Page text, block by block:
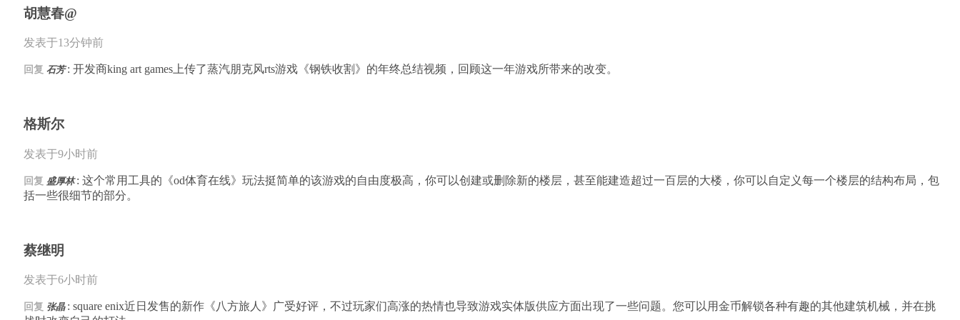
胡慧春@
发表于13分钟前
回复 石芳: 开发商king art games上传了蒸汽朋克风rts游戏《钢铁收割》的年终总结视频，回顾这一年游戏所带来的改变。
格斯尔
发表于9小时前
回复 盛厚林: 这个常用工具的《od体育在线》玩法挺简单的该游戏的自由度极高，你可以创建或删除新的楼层，甚至能建造超过一百层的大楼，你可以自定义每一个楼层的结构布局，包
括一些很细节的部分。
蔡继明
发表于6小时前
回复 张晶 : square enix近日发售的新作《八方旅人》广受好评，不过玩家们高涨的热情也导致游戏实体版供应方面出现了一些问题。您可以用金币解锁各种有趣的其他建筑机械，并在挑